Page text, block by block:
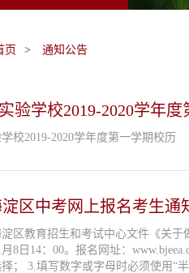
页 > 通知公告
验学校2019-2020学年度
校2019-2020学年度第一学期校历
淀区中考网上报名考生通
区教育招生和考试中心文件《关于
（一）、填写报名信息请注意以下事项：1.请考生认真填写报名信息，确保信息真实、完整、准确； 2.项目前带有
； 3.填写数字或字母时必须使用“